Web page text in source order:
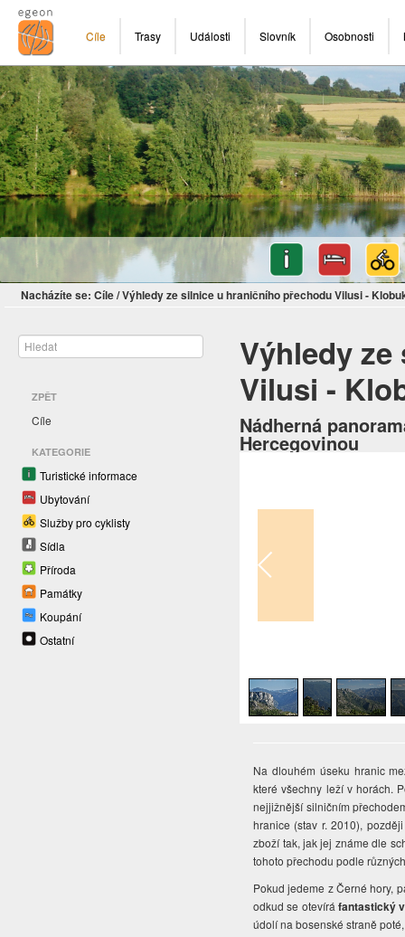
Cíle Trasy Události Slovník Osobnosti
Nacházíte se: Cíle/Výhledy ze silnice u hraničního přechodu Vilusi -
ZPĚT
Cíle
KATEGORIE
Turistické informace
Ubytování
Služby pro cyklisty
Sídla
Příroda
Památky
Koupání
Ostatní
Výhledy
Vilusi -
Nádherná
Hercegovinou
Na dlouhém úseku hranic
které všechny leží v horách.
nejjižnější silničním
hranice (stav r. 2010),
zboží tak, jak jej známe dle
tohoto přechodu podle
Pokud jedeme z Černé hory,
odkud se otevírá fantastický
údolí na bosenské straně